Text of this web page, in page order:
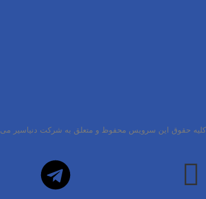
کلیه حقوق این سرویس محفوظ و متعلق به شرکت دنیاسیر